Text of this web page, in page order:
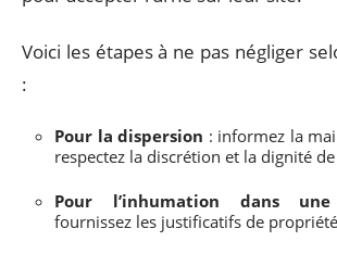
Voici les étapes à ne pas négliger
:
Pour la dispersion : informez la
respectez la discrétion et la dignité
Pour l’inhumation dans une
fournissez les justificatifs de